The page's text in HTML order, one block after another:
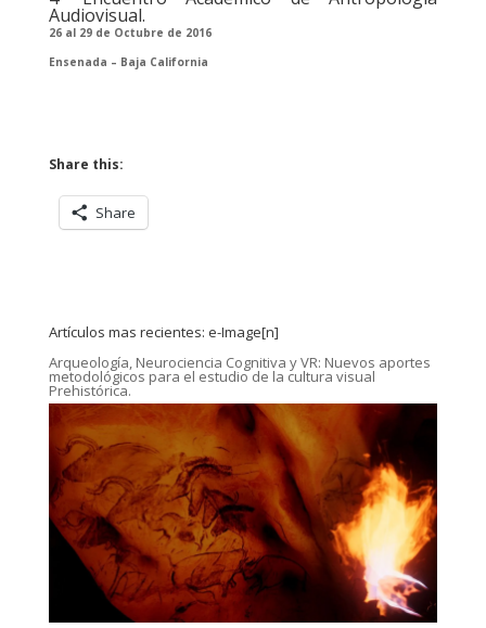
Audiovisual.
26 al 29 de Octubre de 2016
Ensenada – Baja California
Share this:
Share
Artículos mas recientes: e-Image[n]
Arqueología, Neurociencia Cognitiva y VR: Nuevos aportes
metodológicos para el estudio de la cultura visual
Prehistórica.